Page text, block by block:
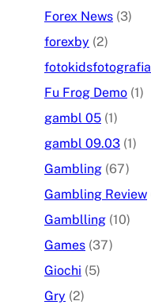
Forex News (3)
forexby (2)
Fu Frog Demo (1)
gambl 05 (1)
gambl 09.03 (1)
Gambling (67)
Gambling Review
Gamblling (10)
Games (37)
Giochi (5)
Gry (2)